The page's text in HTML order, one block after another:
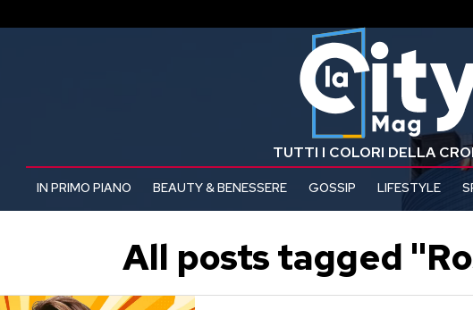
TUTTI I COLORI DELLA
IN PRIMO PIANO BEAUTY & BENESSERE GOSSIP LIFESTYLE
All posts tagged